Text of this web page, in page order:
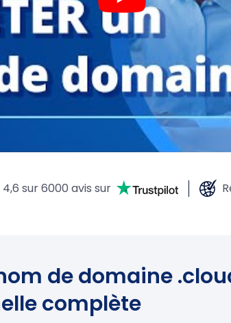
4,6 sur 6000 avis sur
de domaine
complète